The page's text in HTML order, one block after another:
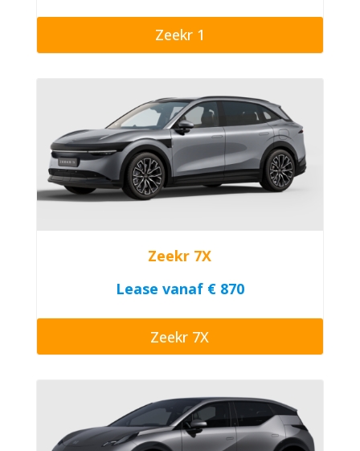
Zeekr 1
Zeekr 7X
Lease vanaf € 870
Zeekr 7X